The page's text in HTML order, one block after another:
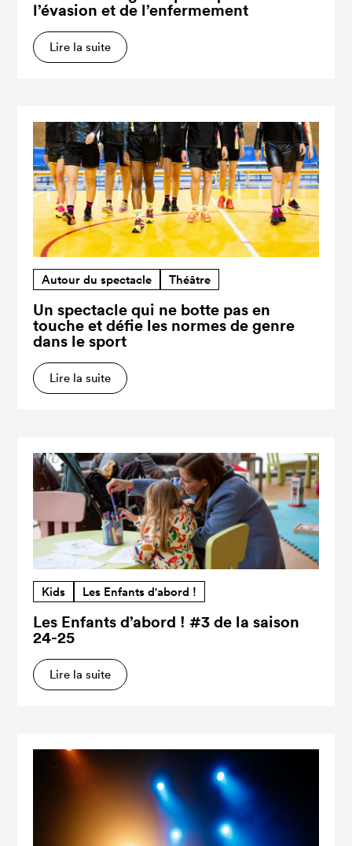
l’évasion et de l’enfermement
Lire la suite
Autour du spectacle Théâtre
Un spectacle qui ne botte pas en
touche et défie les normes de genre
dans le sport
Lire la suite
Kids Les Enfants d'abord !
Les Enfants d’abord ! #3 de la saison
24-25
Lire la suite